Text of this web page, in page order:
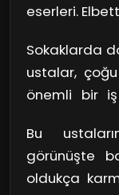
sanat gibidir.
avantajını
eserleri.
gerekiyor.
bölgesinin
giriyor.
Sokaklarda
ustalar,
önemli bir iş
zaman
kendi işlevini
melodinin
Bu
görünüşte
oldukça